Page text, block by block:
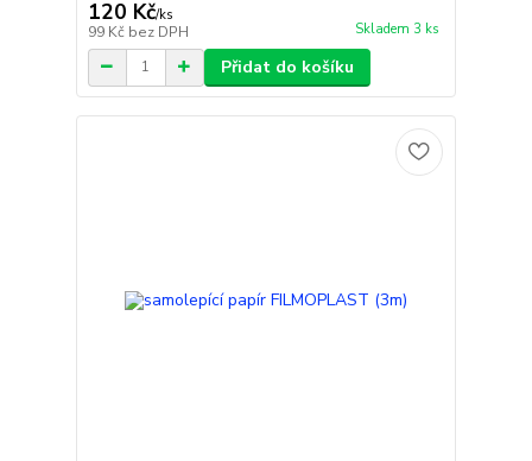
120 Kč/ks
99 Kč bez DPH Skladem 3 ks
Přidat do košíku